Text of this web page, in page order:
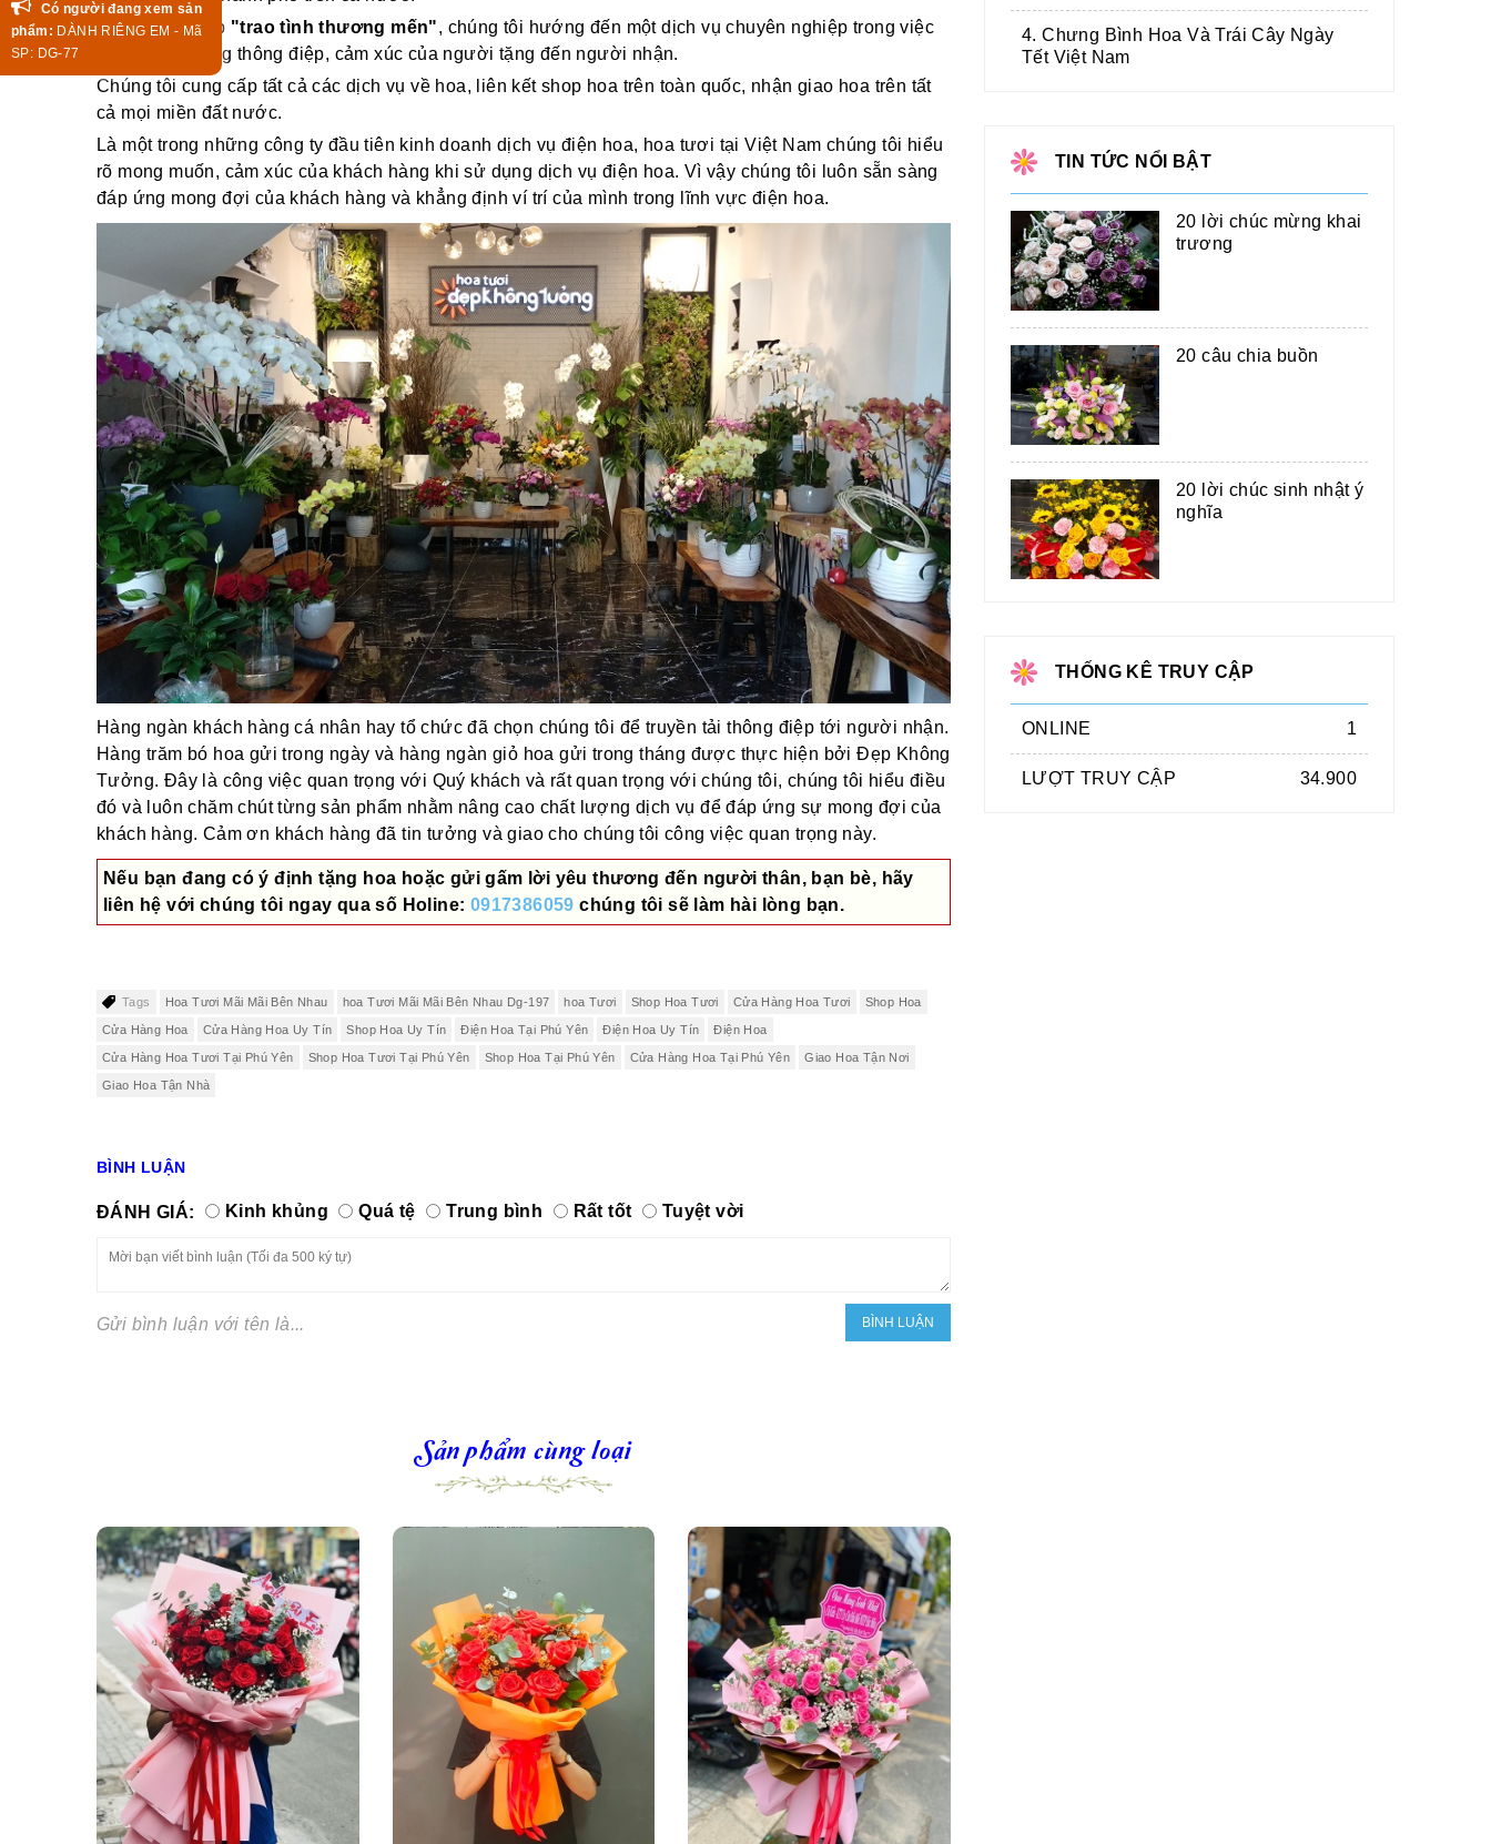
Với Thông điệp "trao tình thương mến", chúng tôi hướng đến một dịch vụ chuyên nghiệp trong việc
truyền tải những thông điệp, cảm xúc của người tặng đến người nhận.
Chúng tôi cung cấp tất cả các dịch vụ về hoa, liên kết shop hoa trên toàn quốc, nhận giao hoa trên tất
cả mọi miền đất nước.
Là một trong những công ty đầu tiên kinh doanh dịch vụ điện hoa, hoa tươi tại Việt Nam chúng tôi hiểu
rõ mong muốn, cảm xúc của khách hàng khi sử dụng dịch vụ điện hoa. Vì vậy chúng tôi luôn sẵn sàng
đáp ứng mong đợi của khách hàng và khẳng định ví trí của mình trong lĩnh vực điện hoa.
Hàng ngàn khách hàng cá nhân hay tổ chức đã chọn chúng tôi để truyền tải thông điệp tới người nhận.
Hàng trăm bó hoa gửi trong ngày và hàng ngàn giỏ hoa gửi trong tháng được thực hiện bởi Đẹp Không
Tưởng. Đây là công việc quan trọng với Quý khách và rất quan trọng với chúng tôi, chúng tôi hiểu điều
đó và luôn chăm chút từng sản phẩm nhằm nâng cao chất lượng dịch vụ để đáp ứng sự mong đợi của
khách hàng. Cảm ơn khách hàng đã tin tưởng và giao cho chúng tôi công việc quan trọng này.
Nếu bạn đang có ý định tặng hoa hoặc gửi gấm lời yêu thương đến người thân, bạn bè, hãy
liên hệ với chúng tôi ngay qua số Holine: 0917386059 chúng tôi sẽ làm hài lòng bạn.
Tags Hoa Tươi Mãi Mãi Bên Nhau hoa Tươi Mãi Mãi Bên Nhau Dg-197 hoa Tươi Shop Hoa Tươi Cửa Hàng Hoa Tươi Shop Hoa
Cửa Hàng Hoa Cửa Hàng Hoa Uy Tín Shop Hoa Uy Tín Điện Hoa Tại Phú Yên Điện Hoa Uy Tín Điện Hoa
Cửa Hàng Hoa Tươi Tại Phú Yên Shop Hoa Tươi Tại Phú Yên Shop Hoa Tại Phú Yên Cửa Hàng Hoa Tại Phú Yên Giao Hoa Tận Nơi
Giao Hoa Tận Nhà
BÌNH LUẬN
ĐÁNH GIÁ: Kinh khủng Quá tệ Trung bình Rất tốt Tuyệt vời
Gửi bình luận với tên là...
Sản phẩm cùng loại
4. Chưng Bình Hoa Và Trái Cây Ngày
Tết Việt Nam
TIN TỨC NỔI BẬT
20 lời chúc mừng khai
trương
20 câu chia buồn
20 lời chúc sinh nhật ý
nghĩa
THỐNG KÊ TRUY CẬP
ONLINE 1
LƯỢT TRUY CẬP 34.900
Có người đang xem sản
phẩm: DÀNH RIÊNG EM - Mã
SP: DG-77